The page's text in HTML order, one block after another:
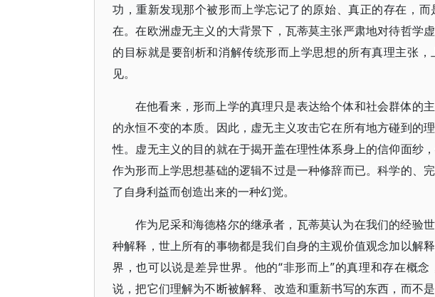
功，重新发现那个被形而上学忘记了的原始、真正的存在，
在。在欧洲虚无主义的大背景下，瓦蒂莫主张严肃地对待哲学
的目标就是要剖析和消解传统形而上学思想的所有真理主张
见。
在他看来，形而上学的真理只是表达给个体和社会群体的
的永恒不变的本质。因此，虚无主义攻击它在所有地方碰到的
性。虚无主义的目的就在于揭开盖在理性体系身上的信仰面纱
作为形而上学思想基础的逻辑不过是一种修辞而已。科学的、
了自身利益而创造出来的一种幻觉。
作为尼采和海德格尔的继承者，瓦蒂莫认为在我们的经验
种解释，世上所有的事物都是我们自身的主观价值观念加以解
界，也可以说是差异世界。他的“非形而上”的真理和存在概
说，把它们理解为不断被解释、改造和重新书写的东西，而不